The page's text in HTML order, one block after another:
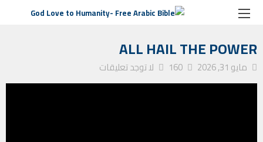
الصفحة الرئيسية ترانيم كنيسة All Hail The Power
ALL HAIL THE POWER
مايو 31, 2026 160 لا توجد تعليقات